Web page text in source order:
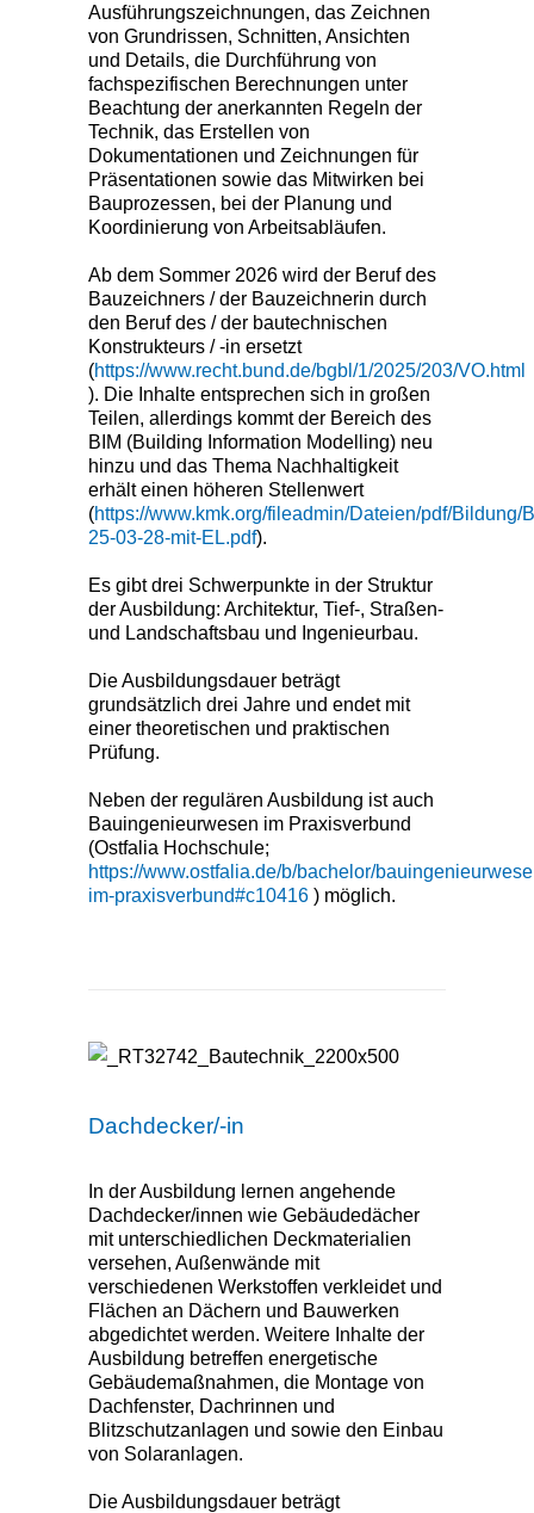
Ausführungszeichnungen, das Zeichnen
von Grundrissen, Schnitten, Ansichten
und Details, die Durchführung von
fachspezifischen Berechnungen unter
Beachtung der anerkannten Regeln der
Technik, das Erstellen von
Dokumentationen und Zeichnungen für
Präsentationen sowie das Mitwirken bei
Bauprozessen, bei der Planung und
Koordinierung von Arbeitsabläufen.
Ab dem Sommer 2026 wird der Beruf des
Bauzeichners / der Bauzeichnerin durch
den Beruf des / der bautechnischen
Konstrukteurs / -in ersetzt
(https://www.recht.bund.de/bgbl/1/2025/203/VO.html
). Die Inhalte entsprechen sich in großen
Teilen, allerdings kommt der Bereich des
BIM (Building Information Modelling) neu
hinzu und das Thema Nachhaltigkeit
erhält einen höheren Stellenwert
(https://www.kmk.org/fileadmin/Dateien/pdf/
25-03-28-mit-EL.pdf).
Es gibt drei Schwerpunkte in der Struktur
der Ausbildung: Architektur, Tief-, Straßen-
und Landschaftsbau und Ingenieurbau.
Die Ausbildungsdauer beträgt
grundsätzlich drei Jahre und endet mit
einer theoretischen und praktischen
Prüfung.
Neben der regulären Ausbildung ist auch
Bauingenieurwesen im Praxisverbund
(Ostfalia Hochschule;
https://www.ostfalia.de/b/bachelor/
im-praxisverbund#c10416 ) möglich.
Dachdecker/-in
In der Ausbildung lernen angehende
Dachdecker/innen wie Gebäudedächer
mit unterschiedlichen Deckmaterialien
versehen, Außenwände mit
verschiedenen Werkstoffen verkleidet und
Flächen an Dächern und Bauwerken
abgedichtet werden. Weitere Inhalte der
Ausbildung betreffen energetische
Gebäudemaßnahmen, die Montage von
Dachfenster, Dachrinnen und
Blitzschutzanlagen und sowie den Einbau
von Solaranlagen.
Die Ausbildungsdauer beträgt